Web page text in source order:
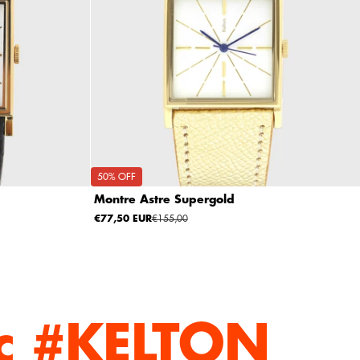
50% OFF
Montre Astre Supergold
€77,50 EUR€155,00
#KELTON